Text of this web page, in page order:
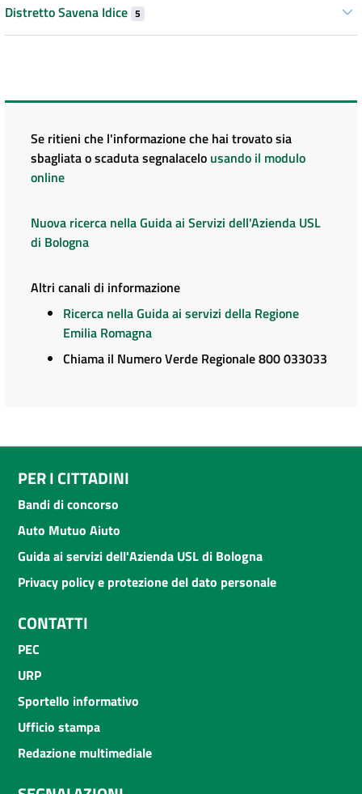
Distretto Savena Idice 5
Se ritieni che l'informazione che hai trovato sia
sbagliata o scaduta segnalacelo usando il modulo
online
Nuova ricerca nella Guida ai Servizi dell'Azienda USL
di Bologna
Altri canali di informazione
Ricerca nella Guida ai servizi della Regione
Emilia Romagna
Chiama il Numero Verde Regionale 800 033033
PER I CITTADINI
Bandi di concorso
Auto Mutuo Aiuto
Guida ai servizi dell'Azienda USL di Bologna
Privacy policy e protezione del dato personale
CONTATTI
PEC
URP
Sportello informativo
Ufficio stampa
Redazione multimediale